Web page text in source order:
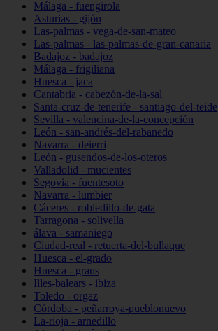
Málaga - fuengirola
Asturias - gijón
Las-palmas - vega-de-san-mateo
Las-palmas - las-palmas-de-gran-canaria
Badajoz - badajoz
Málaga - frigiliana
Huesca - jaca
Cantabria - cabezón-de-la-sal
Santa-cruz-de-tenerife - santiago-del-teide
Sevilla - valencina-de-la-concepción
León - san-andrés-del-rabanedo
Navarra - deierri
León - gusendos-de-los-oteros
Valladolid - mucientes
Segovia - fuentesoto
Navarra - lumbier
Cáceres - robledillo-de-gata
Tarragona - solivella
álava - samaniego
Ciudad-real - retuerta-del-bullaque
Huesca - el-grado
Huesca - graus
Illes-balears - ibiza
Toledo - orgaz
Córdoba - peñarroya-pueblonuevo
La-rioja - arnedillo